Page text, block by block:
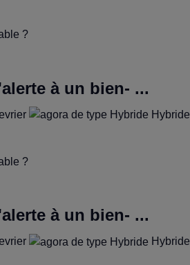
à un bien- ...
Hybride
à un bien- ...
Hybride